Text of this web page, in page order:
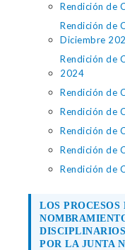
Rendición de
Rendición de
Diciembre
Rendición de
2024
Rendición de
Rendición de
Rendición de
Rendición de
Rendición de
LOS PROCESOS
POR LA JUNTA